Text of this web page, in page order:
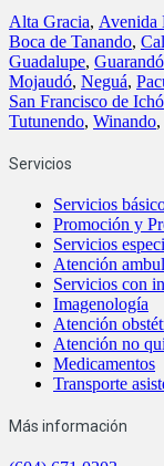
Alta Gracia, Avenida
Boca de Tanando,
Guadalupe, Guarandó
Mojaudó, Neguá,
San Francisco de Ichó
Tutunendo, Winando,
Servicios
Servicios
Promoción y
Servicios
Atención
Servicios con
Imagenología
Atención
Atención no
Medicamentos
Transporte
Más información